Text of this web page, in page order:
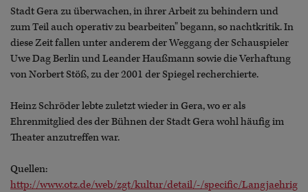
Stadt Gera zu überwachen, in ihrer Arbeit zu behindern und
zum Teil auch operativ zu bearbeiten" begann, so nachtkritik. In
diese Zeit fallen unter anderem der Weggang der Schauspieler
Uwe Dag Berlin und Leander Haußmann sowie die Verhaftung
von Norbert Stöß, zu der 2001 der Spiegel recherchierte.
Heinz Schröder lebte zuletzt wieder in Gera, wo er als
Ehrenmitglied des der Bühnen der Stadt Gera wohl häufig im
Theater anzutreffen war.
Quellen:
http://www.otz.de/web/zgt/kultur/detail/-/specific/Langjaehrig